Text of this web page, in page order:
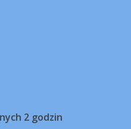
2 godzin